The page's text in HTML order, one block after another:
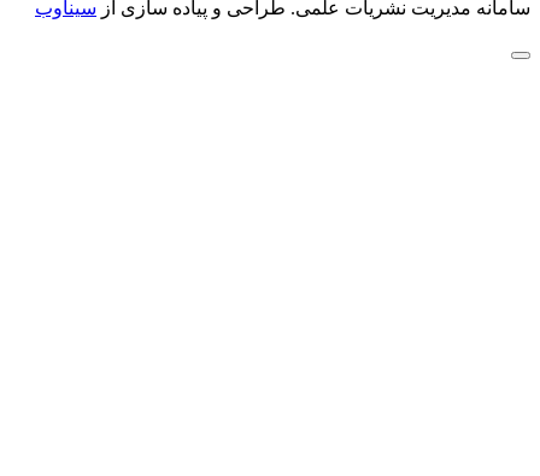
سامانه مدیریت نشریات علمی. طراحی و پیاده سازی از سیناوب